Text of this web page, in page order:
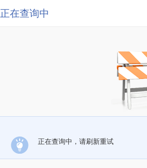
正在查询中
正在查询中，请刷新重试